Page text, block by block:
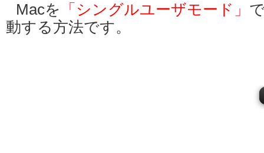
Macを 「シングルユーザモード」
動する方法です。